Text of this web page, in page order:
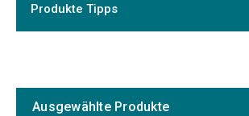
Produkte Tipps
Ausgewählte Produkte